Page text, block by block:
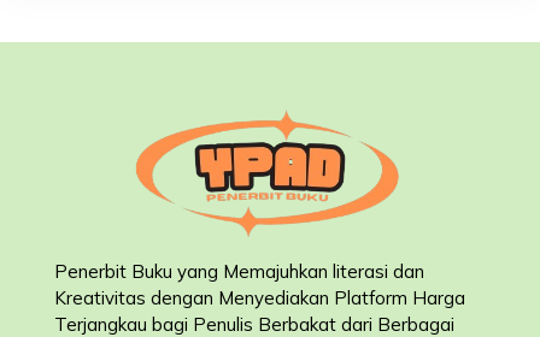
Penerbit Buku yang Memajuhkan literasi dan
Kreativitas dengan Menyediakan Platform Harga
Terjangkau bagi Penulis Berbakat dari Berbagai